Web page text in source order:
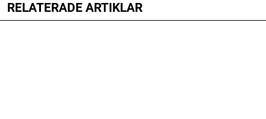
Din e-postadress kommer inte publiceras.
RELATERADE ARTIKLAR